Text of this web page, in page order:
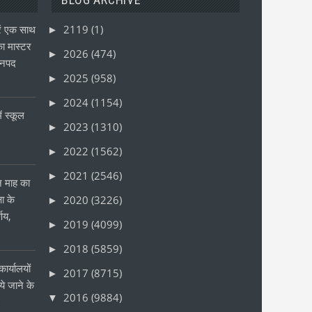
एक साथ
मास्टर
स्कूल
माह का
के
जाने के
► 2119(1)
► 2026(474)
► 2025(958)
► 2024(1154)
► 2023(1310)
► 2022(1562)
► 2021(2546)
► 2020(3226)
► 2019(4099)
► 2018(5859)
► 2017(8715)
▼ 2016(9884)